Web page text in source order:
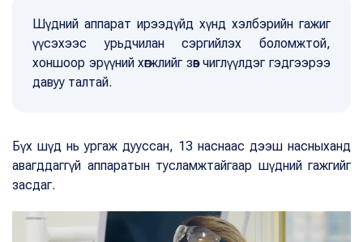
Шүдний аппарат ирээдүйд хүнд хэлбэрийн гажиг
үүсэхээс урьдчилан сэргийлэх боломжтой,
хоншоор эрүүний хөгжлийг зөв чиглүүлдэг гэдгээрээ
давуу талтай.
Бүх шүд нь ургаж дууссан, 13 наснаас дээш насныханд
авагддаггүй аппаратын тусламжтайгаар шүдний гажгийг
засдаг.